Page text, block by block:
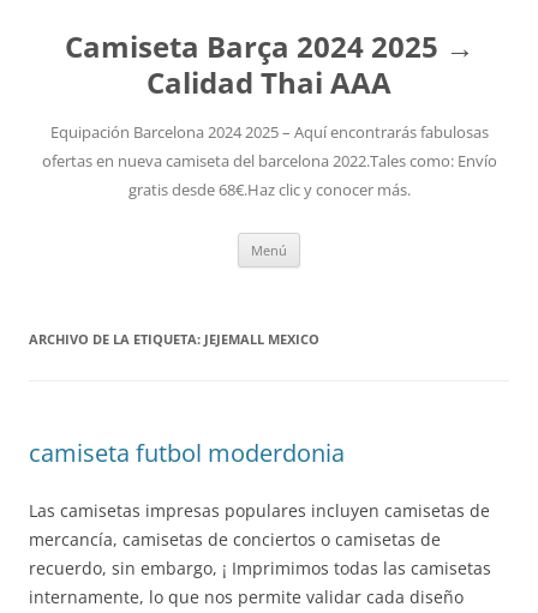
Camiseta Barça 2024 2025 →
Calidad Thai AAA
Equipación Barcelona 2024 2025 – Aquí encontrarás fabulosas
ofertas en nueva camiseta del barcelona 2022.Tales como: Envío
gratis desde 68€.Haz clic y conocer más.
Menú
ARCHIVO DE LA ETIQUETA: JEJEMALL MEXICO
camiseta futbol moderdonia
Las camisetas impresas populares incluyen camisetas de
mercancía, camisetas de conciertos o camisetas de
recuerdo, sin embargo, ¡ Imprimimos todas las camisetas
internamente, lo que nos permite validar cada diseño